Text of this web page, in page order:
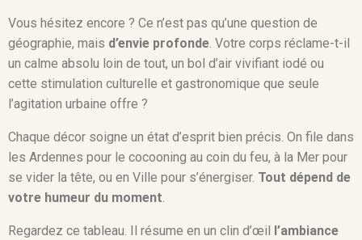
Vous hésitez encore ? Ce n’est pas qu’une question de
géographie, mais d’envie profonde. Votre corps réclame-t-il
un calme absolu loin de tout, un bol d’air vivifiant iodé ou
cette stimulation culturelle et gastronomique que seule
l’agitation urbaine offre ?
Chaque décor soigne un état d’esprit bien précis. On file dans
les Ardennes pour le cocooning au coin du feu, à la Mer pour
se vider la tête, ou en Ville pour s’énergiser. Tout dépend de
votre humeur du moment.
Regardez ce tableau. Il résume en un clin d’œil
l’ambiance